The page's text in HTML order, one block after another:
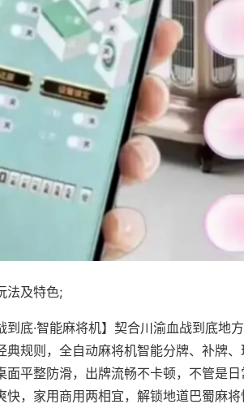
法及特色;
到底·智能麻将机】契合川渝血战到底
典规则，全自动麻将机智能分牌、补牌
面平整防滑，出牌流畅不卡顿，不管是
快，家用商用两相宜，解锁地道巴蜀麻将